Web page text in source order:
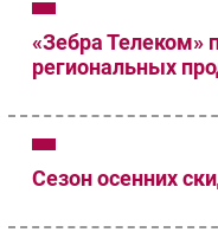
«Зебра Телеком»
региональных
Сезон осенних